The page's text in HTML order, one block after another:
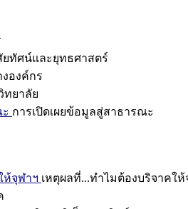
ยทัศน์และยุทธศาสตร์
องค์กร
ทยาลัย
การเปิดเผยข้อมูลสู่สาธารณะ
ห้จุฬาฯ เหตุผลที่...ทำไมต้องบริจาคให้